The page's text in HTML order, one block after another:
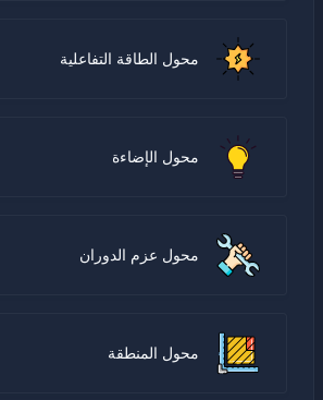
محول الطاقة التفاعلية
محول الإضاءة
محول عزم الدوران
محول المنطقة